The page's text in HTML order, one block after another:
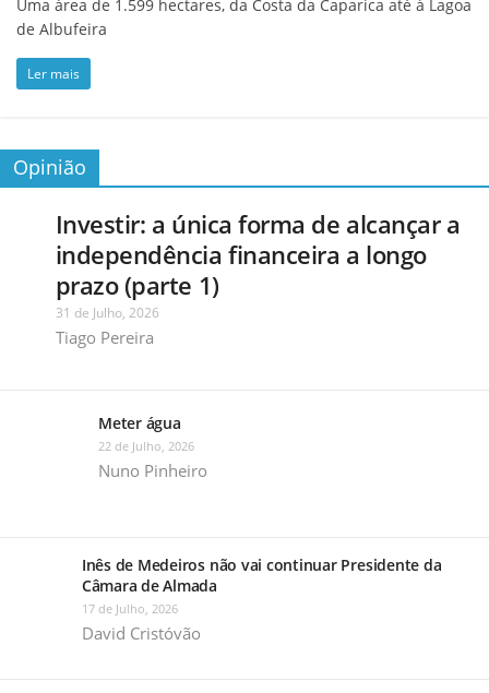
Uma área de 1.599 hectares, da Costa da Caparica até à Lagoa
de Albufeira
Ler mais
Opinião
Investir: a única forma de alcançar a
independência financeira a longo
prazo (parte 1)
31 de Julho, 2026
Tiago Pereira
Meter água
22 de Julho, 2026
Nuno Pinheiro
Inês de Medeiros não vai continuar Presidente da
Câmara de Almada
17 de Julho, 2026
David Cristóvão